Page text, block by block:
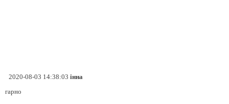
2020-08-03 14:38:03 інна
гарно